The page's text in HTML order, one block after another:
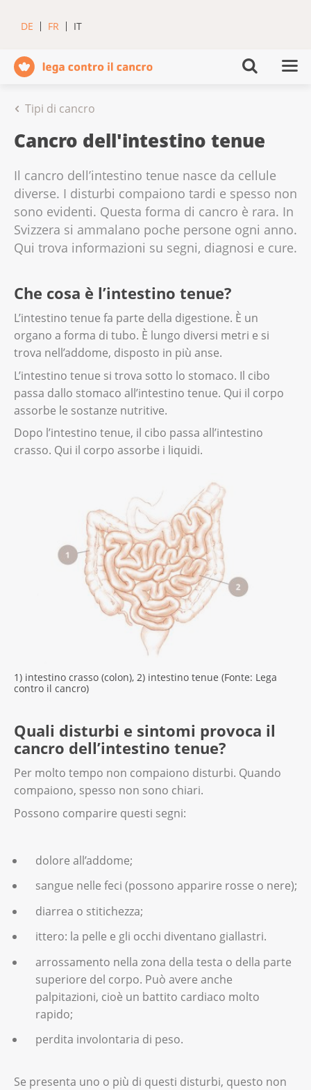
DE FR IT
Tipi di cancro
Cancro dell'intestino tenue
Il cancro dell’intestino tenue nasce da cellule
diverse. I disturbi compaiono tardi e spesso non
sono evidenti. Questa forma di cancro è rara. In
Svizzera si ammalano poche persone ogni anno.
Qui trova informazioni su segni, diagnosi e cure.
Che cosa è l’intestino tenue?
L’intestino tenue fa parte della digestione. È un
organo a forma di tubo. È lungo diversi metri e si
trova nell’addome, disposto in più anse.
L’intestino tenue si trova sotto lo stomaco. Il cibo
passa dallo stomaco all’intestino tenue. Qui il corpo
assorbe le sostanze nutritive.
Dopo l’intestino tenue, il cibo passa all’intestino
crasso. Qui il corpo assorbe i liquidi.
1) intestino crasso (colon), 2) intestino tenue (Fonte: Lega
contro il cancro)
Quali disturbi e sintomi provoca il
cancro dell’intestino tenue?
Per molto tempo non compaiono disturbi. Quando
compaiono, spesso non sono chiari.
Possono comparire questi segni:
dolore all’addome;
sangue nelle feci (possono apparire rosse o nere);
diarrea o stitichezza;
ittero: la pelle e gli occhi diventano giallastri.
arrossamento nella zona della testa o della parte
superiore del corpo. Può avere anche
palpitazioni, cioè un battito cardiaco molto
rapido;
perdita involontaria di peso.
Se presenta uno o più di questi disturbi, questo non